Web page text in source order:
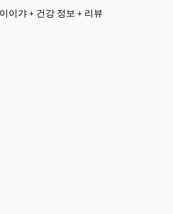
이갸 + 건강 정보 + 리뷰